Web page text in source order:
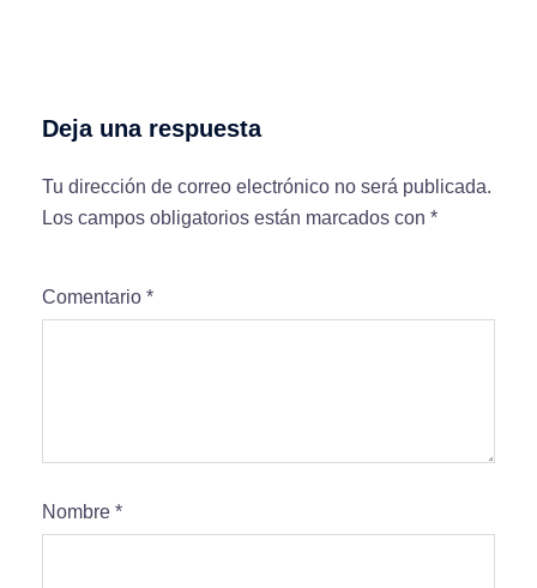
Deja una respuesta
Tu dirección de correo electrónico no será publicada.
Los campos obligatorios están marcados con *
Comentario *
Nombre *